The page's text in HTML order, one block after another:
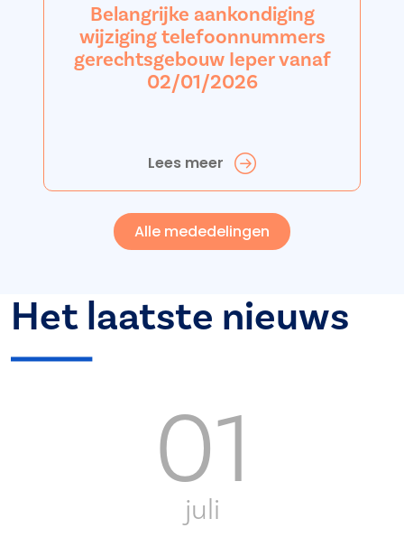
Belangrijke aankondiging
wijziging telefoonnummers
gerechtsgebouw Ieper vanaf
02/01/2026
Lees meer
Alle mededelingen
Het laatste nieuws
01
juli